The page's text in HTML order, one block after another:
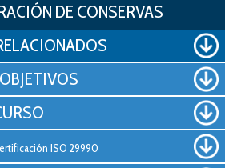
DE CONSERVAS
ISO 29990